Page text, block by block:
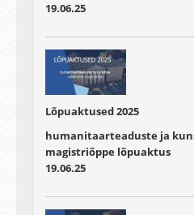
19.06.25
Lõpuaktused 2025
humanitaarteaduste ja
magistriõppe lõpuaktus
19.06.25